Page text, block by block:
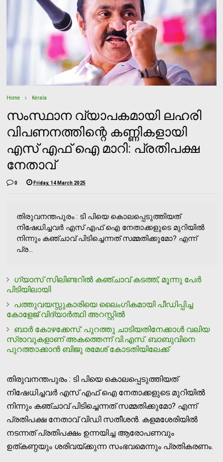
Home Kerala
സംസ്ഥാന വ്യാപകമായി ലഹരി
വിപണനത്തിന്റെ കണ്ണികളായി
എസ് എഫ് ഐ മാറി: പ്രതിപക്ഷ
നേതാവ്
0 Friday, 14 March 2025
തിരുവനന്തപുരം : ടി പിയെ കൊലപ്പെടുത്തിയത്
നിഷേധിച്ചവര്‍ എസ് എഫ് ഐ നേതാക്കളുടെ മുറിയില്‍
നിന്നും കഞ്ചാവ് പിടിച്ചെന്നത് സമ്മതിക്കുമോ? എന്ന്
പ്ര...
ഗ്യാസ് സിലിണ്ടറില്‍ കഞ്ചാവ് കടത്ത്; മൂന്നു പേര്‍
പിടിയിലായി
പത്തുവയസ്സുകാരിയെ ലൈംഗികമായി പീഡിപ്പിച്ച
കോളേജ് വിദ്യാര്‍ത്ഥി അറസ്റ്റില്‍
ബാര്‍ കോഴക്കേസ്: പുറത്തു ചാടിയതിനേക്കാള്‍ വലിയ
സ്രാവുകളാണ് അകത്തെന്ന് വി.എസ്. ബാബുവിനെ
പുറത്താക്കാന്‍ ബിജു രമേശ് കോടതിയിലേക്ക്
തിരുവനന്തപുരം : ടി പിയെ കൊലപ്പെടുത്തിയത്
നിഷേധിച്ചവര്‍ എസ് എഫ് ഐ നേതാക്കളുടെ മുറിയില്‍
നിന്നും കഞ്ചാവ് പിടിച്ചെന്നത് സമ്മതിക്കുമോ? എന്ന്
പ്രതിപക്ഷ നേതാവ് വിഡി സതീശന്‍. കളമശേരിയില്‍
നടന്നത് പ്രതിപക്ഷം ഉന്നയിച്ച ആരോപണവും
ഉത്കണ്ഠയും ശരിവയ്ക്കുന്ന സംഭവമെന്നും പ്രതികരണം.